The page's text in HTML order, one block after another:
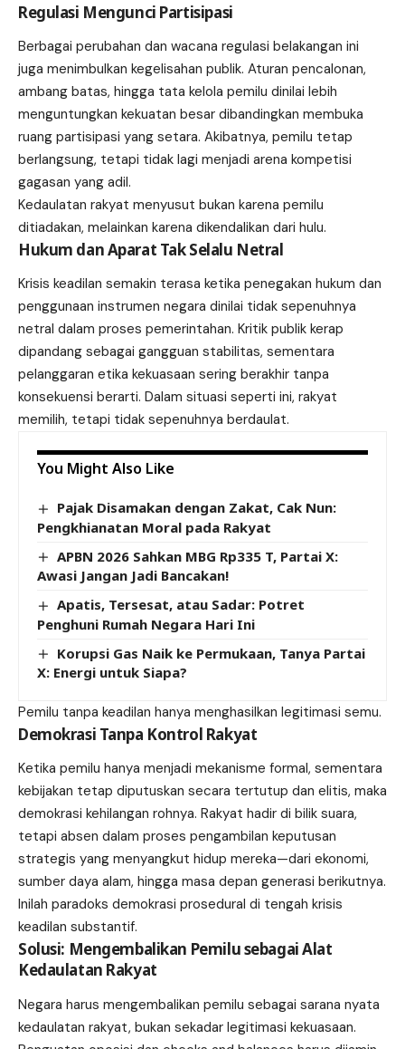
Regulasi Mengunci Partisipasi
Berbagai perubahan dan wacana regulasi belakangan ini
juga menimbulkan kegelisahan publik. Aturan pencalonan,
ambang batas, hingga tata kelola pemilu dinilai lebih
menguntungkan kekuatan besar dibandingkan membuka
ruang partisipasi yang setara. Akibatnya, pemilu tetap
berlangsung, tetapi tidak lagi menjadi arena kompetisi
gagasan yang adil.
Kedaulatan rakyat menyusut bukan karena pemilu
ditiadakan, melainkan karena dikendalikan dari hulu.
Hukum dan Aparat Tak Selalu Netral
Krisis keadilan semakin terasa ketika penegakan hukum dan
penggunaan instrumen negara dinilai tidak sepenuhnya
netral dalam proses pemerintahan. Kritik publik kerap
dipandang sebagai gangguan stabilitas, sementara
pelanggaran etika kekuasaan sering berakhir tanpa
konsekuensi berarti. Dalam situasi seperti ini, rakyat
memilih, tetapi tidak sepenuhnya berdaulat.
You Might Also Like
Pajak Disamakan dengan Zakat, Cak Nun:
Pengkhianatan Moral pada Rakyat
APBN 2026 Sahkan MBG Rp335 T, Partai X:
Awasi Jangan Jadi Bancakan!
Apatis, Tersesat, atau Sadar: Potret
Penghuni Rumah Negara Hari Ini
Korupsi Gas Naik ke Permukaan, Tanya Partai
X: Energi untuk Siapa?
Pemilu tanpa keadilan hanya menghasilkan legitimasi semu.
Demokrasi Tanpa Kontrol Rakyat
Ketika pemilu hanya menjadi mekanisme formal, sementara
kebijakan tetap diputuskan secara tertutup dan elitis, maka
demokrasi kehilangan rohnya. Rakyat hadir di bilik suara,
tetapi absen dalam proses pengambilan keputusan
strategis yang menyangkut hidup mereka—dari ekonomi,
sumber daya alam, hingga masa depan generasi berikutnya.
Inilah paradoks demokrasi prosedural di tengah krisis
keadilan substantif.
Solusi: Mengembalikan Pemilu sebagai Alat
Kedaulatan Rakyat
Negara harus mengembalikan pemilu sebagai sarana nyata
kedaulatan rakyat, bukan sekadar legitimasi kekuasaan.